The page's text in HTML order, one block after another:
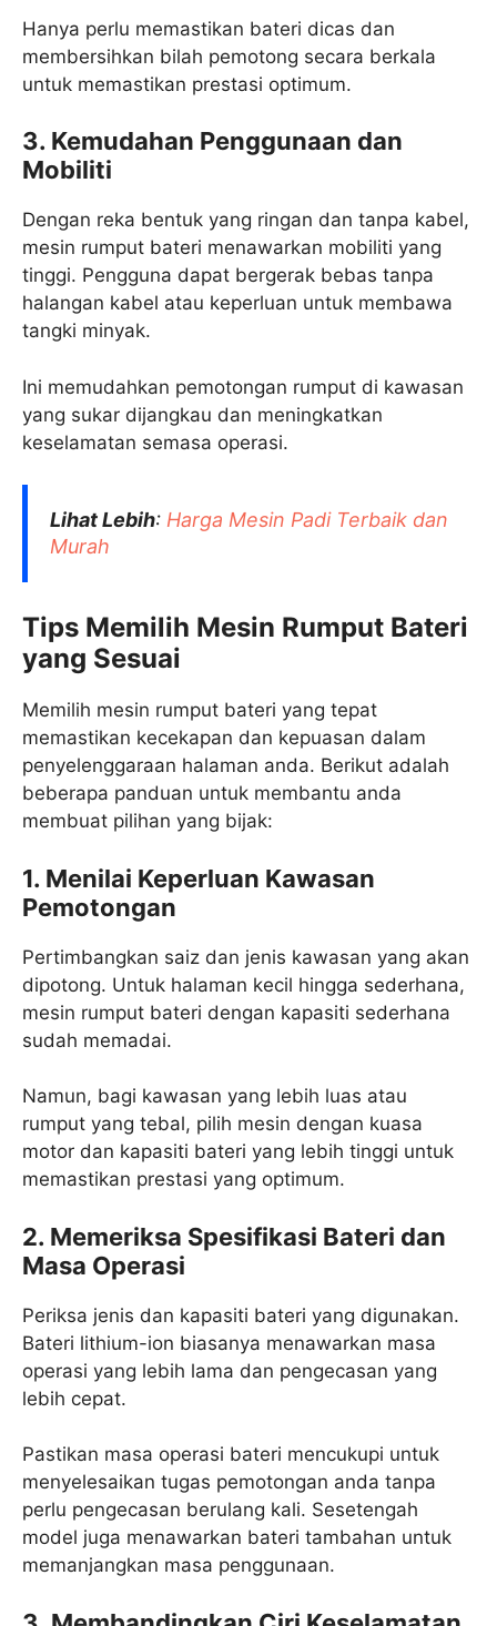
Hanya perlu memastikan bateri dicas dan
membersihkan bilah pemotong secara berkala
untuk memastikan prestasi optimum.
3. Kemudahan Penggunaan dan
Mobiliti
Dengan reka bentuk yang ringan dan tanpa kabel,
mesin rumput bateri menawarkan mobiliti yang
tinggi. Pengguna dapat bergerak bebas tanpa
halangan kabel atau keperluan untuk membawa
tangki minyak.
Ini memudahkan pemotongan rumput di kawasan
yang sukar dijangkau dan meningkatkan
keselamatan semasa operasi.
Lihat Lebih: Harga Mesin Padi​ Terbaik dan
Murah
Tips Memilih Mesin Rumput Bateri
yang Sesuai
Memilih mesin rumput bateri yang tepat
memastikan kecekapan dan kepuasan dalam
penyelenggaraan halaman anda. Berikut adalah
beberapa panduan untuk membantu anda
membuat pilihan yang bijak:
1. Menilai Keperluan Kawasan
Pemotongan
Pertimbangkan saiz dan jenis kawasan yang akan
dipotong. Untuk halaman kecil hingga sederhana,
mesin rumput bateri dengan kapasiti sederhana
sudah memadai.
Namun, bagi kawasan yang lebih luas atau
rumput yang tebal, pilih mesin dengan kuasa
motor dan kapasiti bateri yang lebih tinggi untuk
memastikan prestasi yang optimum.
2. Memeriksa Spesifikasi Bateri dan
Masa Operasi
Periksa jenis dan kapasiti bateri yang digunakan.
Bateri lithium-ion biasanya menawarkan masa
operasi yang lebih lama dan pengecasan yang
lebih cepat.
Pastikan masa operasi bateri mencukupi untuk
menyelesaikan tugas pemotongan anda tanpa
perlu pengecasan berulang kali. Sesetengah
model juga menawarkan bateri tambahan untuk
memanjangkan masa penggunaan.